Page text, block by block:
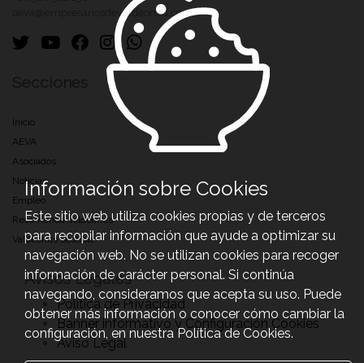
aeva@empresariosdevaldeorras.com
Inicio
AEVA
Asociados
Noticias
Empleo
Recomenda Valdeorras
Valdeorras Sostible
Avisos Legales
Política de Privacidad
Banner informativo y Configuración Cookies
Aviso Legal
Información sobre Cookies
Este sitio web utiliza cookies propias y de terceros
para recopilar información que ayude a optimizar su
navegación web. No se utilizan cookies para recoger
información de carácter personal. Si continúa
navegando, consideramos que acepta su uso. Puede
obtener más información o conocer cómo cambiar la
configuración, en nuestra Política de Cookies.